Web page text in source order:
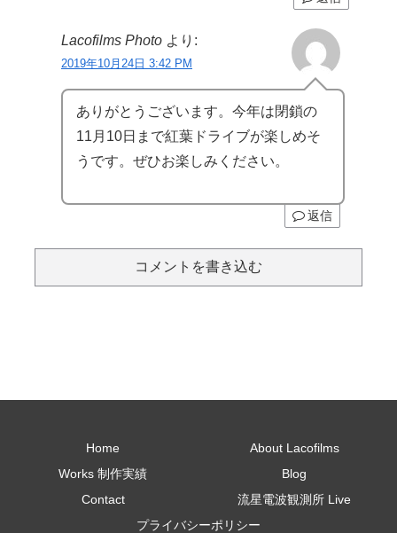
Lacofilms Photo より:
2019年10月24日 3:42 PM
ありがとうございます。今年は閉鎖の
11月10日まで紅葉ドライブが楽しめそ
うです。ぜひお楽しみください。
返信
コメントを書き込む
Home
About Lacofilms
Works 制作実績
Blog
Contact
流星電波観測所 Live
プライバシーポリシー